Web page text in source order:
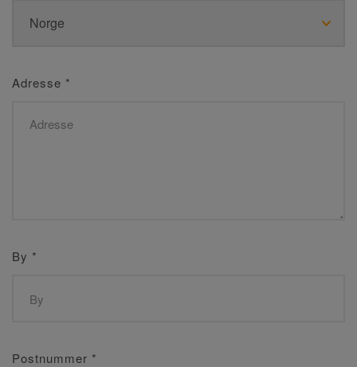
Adresse *
By *
Postnummer *